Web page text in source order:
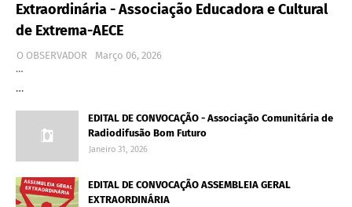
Extraordinária - Associação Educadora e Cultural
de Extrema-AECE
O OBSERVADOR
Março 06, 2026
…
…
EDITAL DE CONVOCAÇÃO - Associação Comunitária de
Radiodifusão Bom Futuro
Janeiro 31, 2026
EDITAL DE CONVOCAÇÃO ASSEMBLEIA GERAL
EXTRAORDINÁRIA